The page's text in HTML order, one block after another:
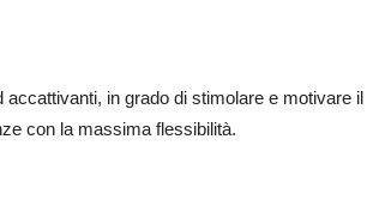
in grado di stimolare e motivare il
con la massima flessibilità.